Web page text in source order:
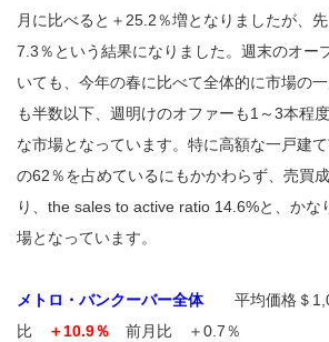
月に比べると＋25.2％増となりましたが、
7.3％という結果になりました。週末のオー
いても、今年の春に比べて全体的に市場の
も半数以下、週明けのオファーも1～3本程
な市場となっています。特に高額な一戸建
の62％を占めているにもかかわらず、売買
り、the sales to active ratio 14.6%と、かな
場となっています。
メトロ・バンクーバー全体平均価格＄
比
＋10.9％ 前月比 ＋0.7％